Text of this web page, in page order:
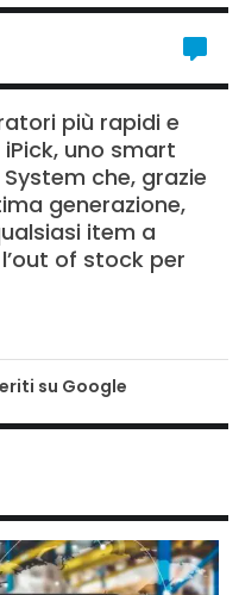
più rapidi e
uno smart
che, grazie
generazione,
item a
of stock per
su Google